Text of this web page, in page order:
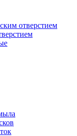
отверстием